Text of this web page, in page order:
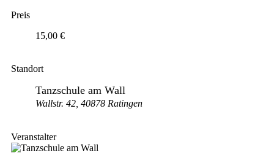
Preis
15,00 €
Standort
Tanzschule am Wall
Wallstr. 42, 40878 Ratingen
Veranstalter